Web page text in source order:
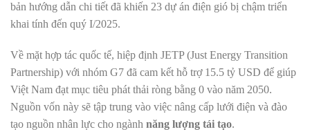
bản hướng dẫn chi tiết đã khiến 23 dự án điện gió bị chậm triển
khai tính đến quý I/2025.
Về mặt hợp tác quốc tế, hiệp định JETP (Just Energy Transition
Partnership) với nhóm G7 đã cam kết hỗ trợ 15.5 tỷ USD để giúp
Việt Nam đạt mục tiêu phát thải ròng bằng 0 vào năm 2050.
Nguồn vốn này sẽ tập trung vào việc nâng cấp lưới điện và đào
tạo nguồn nhân lực cho ngành năng lượng tái tạo.